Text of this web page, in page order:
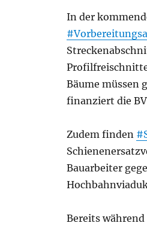
In der
Bäume müssen
finanziert die
Zudem finden
Bauarbeiter
Bereits